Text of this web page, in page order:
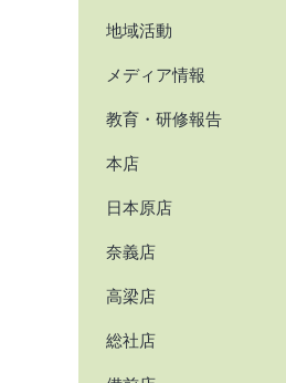
地域活動
メディア情報
教育・研修報告
本店
日本原店
奈義店
高梁店
総社店